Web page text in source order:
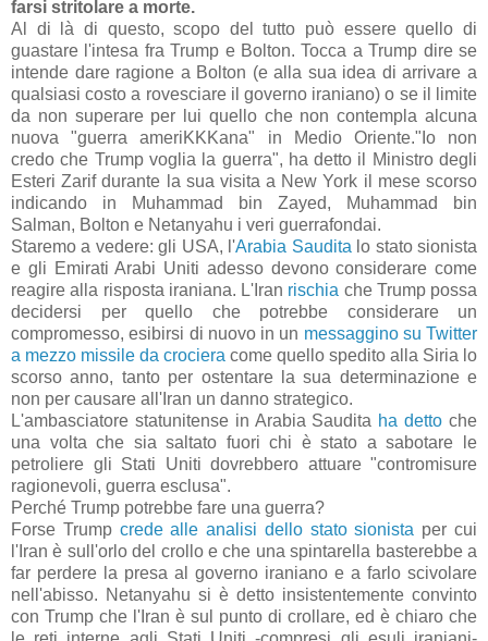
farsi stritolare a morte.
Al di là di questo, scopo del tutto può essere quello di
guastare l'intesa fra Trump e Bolton. Tocca a Trump dire se
intende dare ragione a Bolton (e alla sua idea di arrivare a
qualsiasi costo a rovesciare il governo iraniano) o se il limite
da non superare per lui quello che non contempla alcuna
nuova "guerra ameriKKKana" in Medio Oriente."Io non
credo che Trump voglia la guerra", ha detto il Ministro degli
Esteri Zarif durante la sua visita a New York il mese scorso
indicando in Muhammad bin Zayed, Muhammad bin
Salman, Bolton e Netanyahu i veri guerrafondai.
Staremo a vedere: gli USA, l'Arabia Saudita lo stato sionista
e gli Emirati Arabi Uniti adesso devono considerare come
reagire alla risposta iraniana. L'Iran rischia che Trump possa
decidersi per quello che potrebbe considerare un
compromesso, esibirsi di nuovo in un messaggino su Twitter
a mezzo missile da crociera come quello spedito alla Siria lo
scorso anno, tanto per ostentare la sua determinazione e
non per causare all'Iran un danno strategico.
L'ambasciatore statunitense in Arabia Saudita ha detto che
una volta che sia saltato fuori chi è stato a sabotare le
petroliere gli Stati Uniti dovrebbero attuare "contromisure
ragionevoli, guerra esclusa".
Perché Trump potrebbe fare una guerra?
Forse Trump crede alle analisi dello stato sionista per cui
l'Iran è sull'orlo del crollo e che una spintarella basterebbe a
far perdere la presa al governo iraniano e a farlo scivolare
nell'abisso. Netanyahu si è detto insistentemente convinto
con Trump che l'Iran è sul punto di crollare, ed è chiaro che